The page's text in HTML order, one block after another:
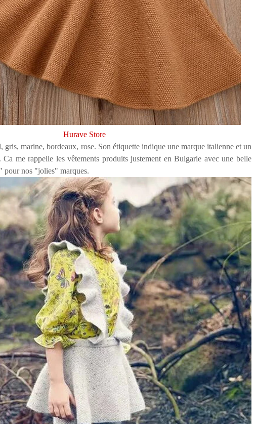
Hurave Store
gris, marine, bordeaux, rose. Son étiquette indique une marque italienne et un
me rappelle les vêtements produits justement en Bulgarie avec une belle
pour nos "jolies" marques.